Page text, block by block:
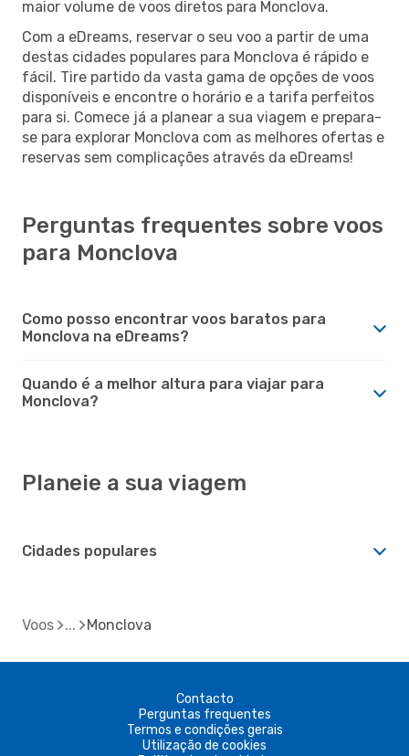
maior volume de voos diretos para Monclova.
Com a eDreams, reservar o seu voo a partir de uma
destas cidades populares para Monclova é rápido e
fácil. Tire partido da vasta gama de opções de voos
disponíveis e encontre o horário e a tarifa perfeitos
para si. Comece já a planear a sua viagem e prepara-
se para explorar Monclova com as melhores ofertas e
reservas sem complicações através da eDreams!
Perguntas frequentes sobre voos
para Monclova
Como posso encontrar voos baratos para
Monclova na eDreams?
Quando é a melhor altura para viajar para
Monclova?
Planeie a sua viagem
Cidades populares
Voos Monclova
Contacto
Perguntas frequentes
Termos e condições gerais
Utilização de cookies